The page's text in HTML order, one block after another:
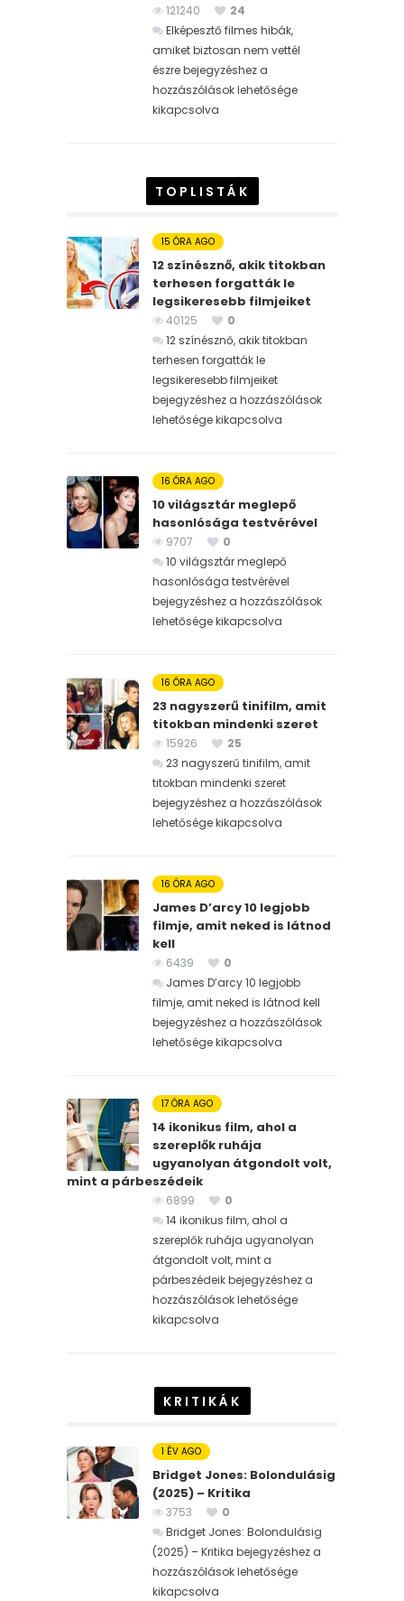
121240
24
Elképesztő filmes hibák,
amiket biztosan nem vettél
észre bejegyzéshez a
hozzászólások lehetősége
kikapcsolva
TOPLISTÁK
15 ÓRA AGO
12 színésznő, akik titokban
terhesen forgatták le
legsikeresebb filmjeiket
40125
0
12 színésznő, akik titokban
terhesen forgatták le
legsikeresebb filmjeiket
bejegyzéshez a hozzászólások
lehetősége kikapcsolva
16 ÓRA AGO
10 világsztár meglepő
hasonlósága testvérével
9707
0
10 világsztár meglepő
hasonlósága testvérével
bejegyzéshez a hozzászólások
lehetősége kikapcsolva
16 ÓRA AGO
23 nagyszerű tinifilm, amit
titokban mindenki szeret
15926
25
23 nagyszerű tinifilm, amit
titokban mindenki szeret
bejegyzéshez a hozzászólások
lehetősége kikapcsolva
16 ÓRA AGO
James D’arcy 10 legjobb
filmje, amit neked is látnod
kell
6439
0
James D’arcy 10 legjobb
filmje, amit neked is látnod kell
bejegyzéshez a hozzászólások
lehetősége kikapcsolva
17 ÓRA AGO
14 ikonikus film, ahol a
szereplők ruhája
ugyanolyan átgondolt volt,
mint a párbeszédeik
6899
0
14 ikonikus film, ahol a
szereplők ruhája ugyanolyan
átgondolt volt, mint a
párbeszédeik bejegyzéshez a
hozzászólások lehetősége
kikapcsolva
KRITIKÁK
1 ÉV AGO
Bridget Jones: Bolondulásig
(2025) – Kritika
3753
0
Bridget Jones: Bolondulásig
(2025) – Kritika bejegyzéshez a
hozzászólások lehetősége
kikapcsolva